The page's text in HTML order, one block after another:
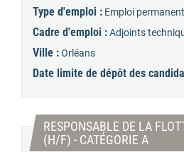
Type d'emploi : Emploi permanent
Cadre d'emploi :Adjoints
Ville :Orléans
Date limite de dépôt des
RESPONSABLE DE LA
(H/F) - CATÉGORIE A